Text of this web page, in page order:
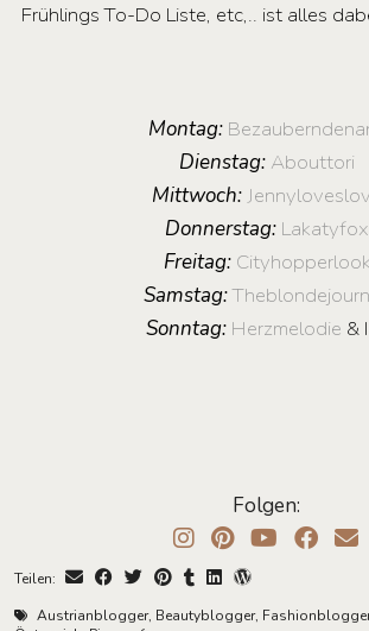
Frühlings To-Do Liste, etc,.. ist alles
Montag:
Dienstag: Abouttori
Mittwoch:
Donnerstag: Lakatyfox
Freitag: Cityhopperlook
Samstag:
Sonntag: Herzmelodie &
Folgen:
Teilen:
Austrianblogger, Beautyblogger,